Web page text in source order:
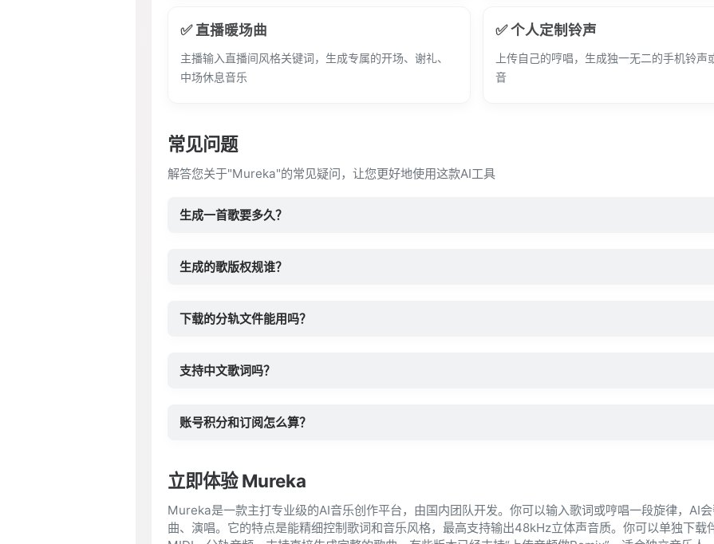
✅ 直播暖场曲
主播输入直播间风格关键词，生成专属的开场、谢礼、
中场休息音乐
✅ 个人定制铃声
上传自己的哼唱，生成独一无二的手机铃声
音
常见问题
解答您关于"Mureka"的常见疑问，让您更好地使用这款AI工具
生成一首歌要多久？
生成的歌版权规谁？
下载的分轨文件能用吗？
支持中文歌词吗？
账号积分和订阅怎么算？
立即体验 Mureka
Mureka是一款主打专业级的AI音乐创作平台，由国内团队开发。你可以输入歌词或哼唱一段旋律，AI
曲、演唱。它的特点是能精细控制歌词和音乐风格，最高支持输出48kHz立体声音质。你可以单独下载